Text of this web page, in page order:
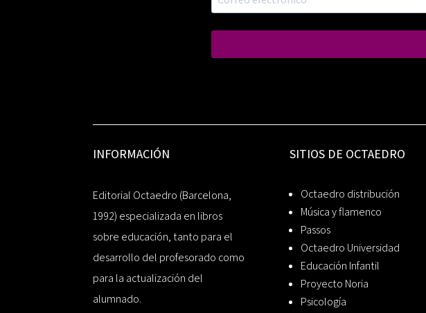
INFORMACIÓN
Editorial Octaedro (Barcelona,
1992) especializada en libros
sobre educación, tanto para el
desarrollo del profesorado como
para la actualización del
alumnado.
SITIOS DE OCTAEDRO
Octaedro distribución
Música y flamenco
Passos
Octaedro Universidad
Educación Infantil
Proyecto Noria
Psicología